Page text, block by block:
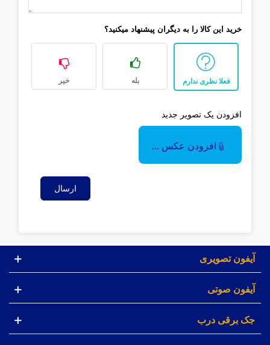
خرید این کالا را به دیگران پیشنهاد میکنید؟
فعلا نظری ندارم بله خیر
افزودن یک تصویر جدید
افزودن عکس ...
ارسال
آیفون تصویری
آیفون صوتی
جک برقی درب